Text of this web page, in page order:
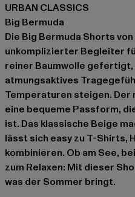
URBAN CLASSICS
Big Bermuda
Die Big Bermuda Shorts
unkomplizierter Begleiter
reiner Baumwolle
atmungsaktives
Temperaturen steigen.
eine bequeme Passform,
ist. Das klassische Beige
lässt sich easy zu T-Shirts,
kombinieren. Ob am See,
zum Relaxen: Mit dieser
was der Sommer bringt.